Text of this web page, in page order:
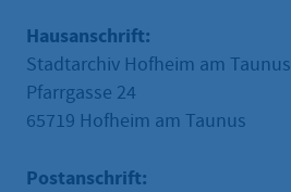
Hausanschrift:
Stadtarchiv Hofheim am Taunus
Pfarrgasse 24
65719 Hofheim am Taunus
Postanschrift: